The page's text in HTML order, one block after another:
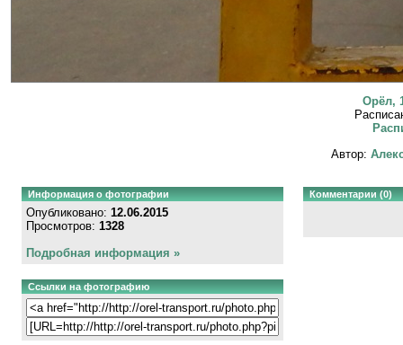
Орёл,
Автор:
Информация о фотографии
Опубликовано: 12.06.2015
Просмотров: 1328
Подробная информация »
Ссылки на фотографию
Комментарии (0)